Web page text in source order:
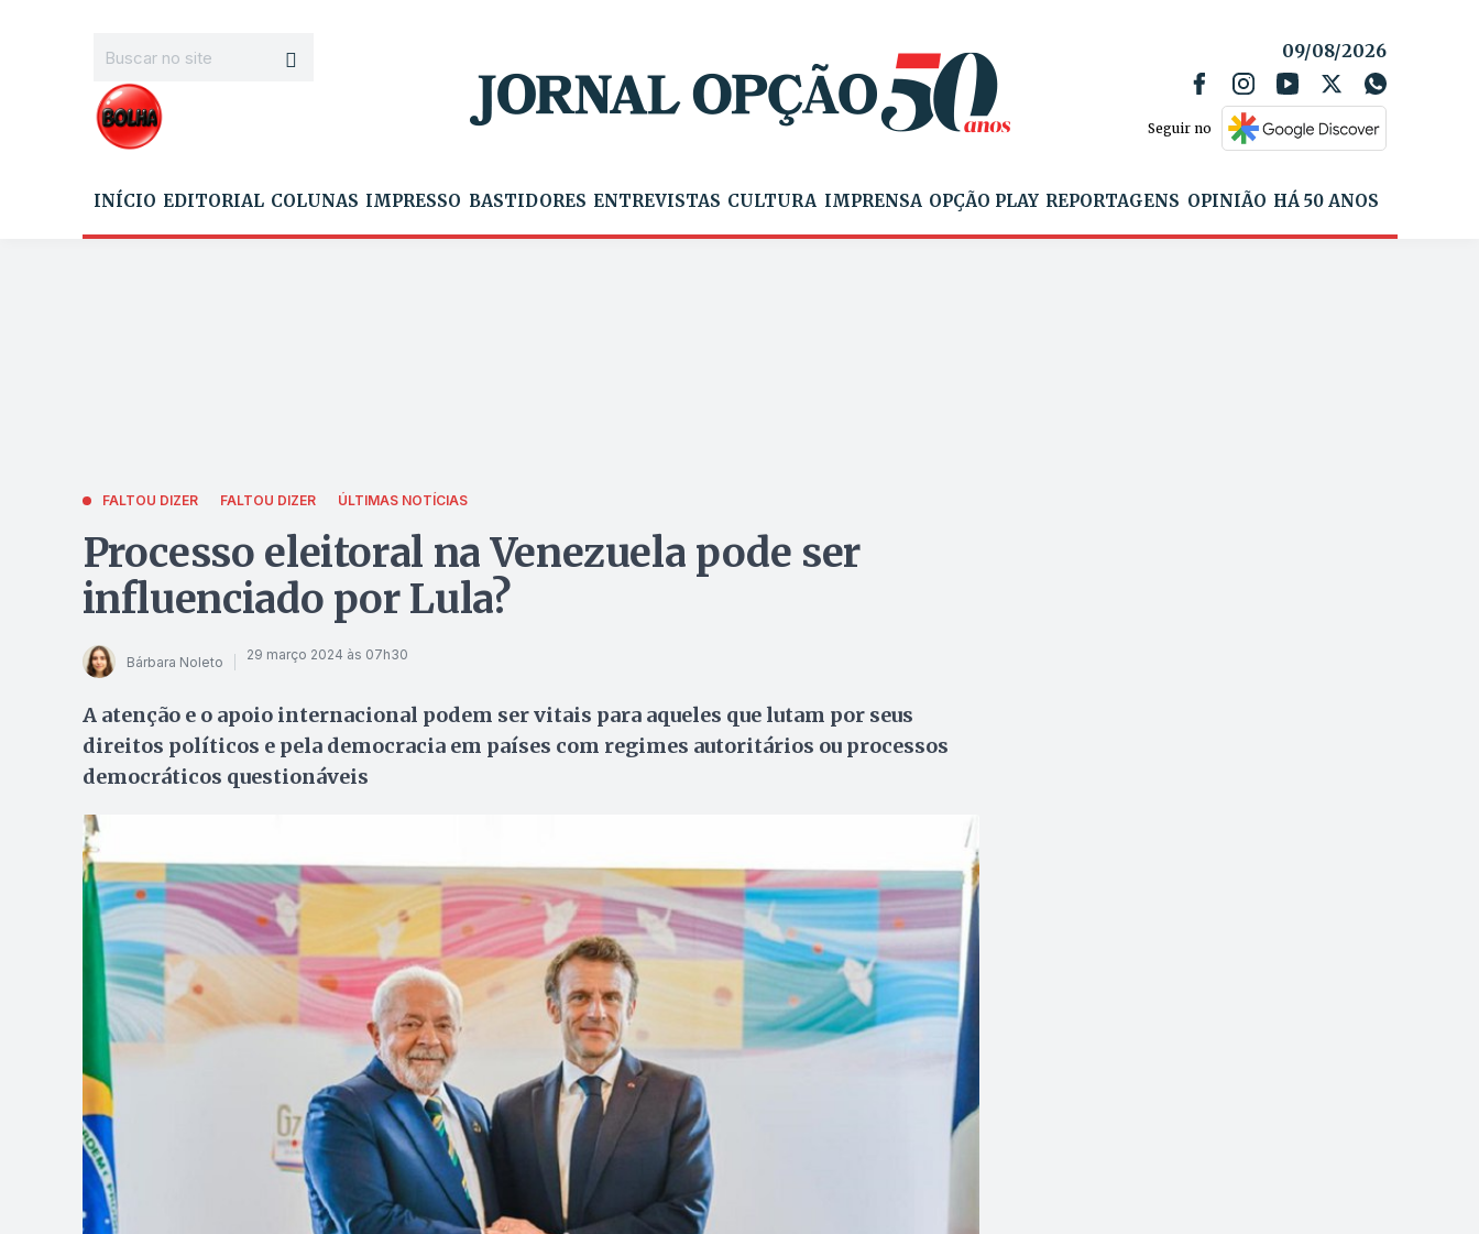
09/08/2026
Seguir no
INÍCIO EDITORIAL COLUNAS IMPRESSO BASTIDORES ENTREVISTAS CULTURA IMPRENSA OPÇÃO PLAY REPORTAGENS OPINIÃO HÁ 50 ANOS
FALTOU DIZER FALTOU DIZER ÚLTIMAS NOTÍCIAS
Processo eleitoral na Venezuela pode ser
influenciado por Lula?
Bárbara Noleto 29 março 2024 às 07h30
A atenção e o apoio internacional podem ser vitais para aqueles que lutam por seus
direitos políticos e pela democracia em países com regimes autoritários ou processos
democráticos questionáveis